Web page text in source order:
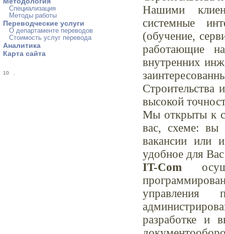
Специализация
Методы работы
Переводческие услуги
О департаменте переводов
Стоимость услуг перевода
Аналитика
Карта сайта
10
Нашими
системные
(обучение,
работающие
внутренних
Строительства
высокой
Мы открыты к
вас, схеме: вы
вакансии или
удобное для
IT-Com
управления
разработке и